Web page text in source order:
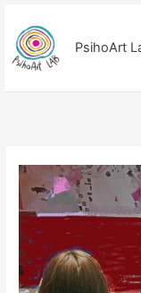
садржај
PsihoArt